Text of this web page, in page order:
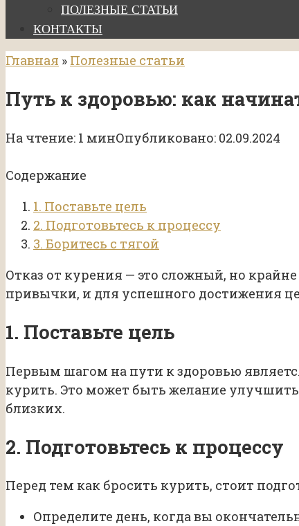
ПОЛЕЗНЫЕ СТАТЬИ
КОНТАКТЫ
Главная » Полезные статьи
Путь к здоровью: как
На чтение: 1 минОпубликовано: 02.09.2024
Содержание
1. Поставьте цель
2. Подготовьтесь к процессу
3. Боритесь с тягой
Отказ от курения — это сложный, но
привычки, и для успешного достижения
1. Поставьте цель
Первым шагом на пути к здоровью
курить. Это может быть желание
близких.
2. Подготовьтесь к процессу
Перед тем как бросить курить, стоит
Определите день, когда вы